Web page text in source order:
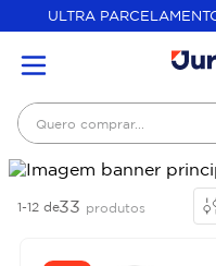
ULTRA
Quero comprar...
1-12 de33 produtos